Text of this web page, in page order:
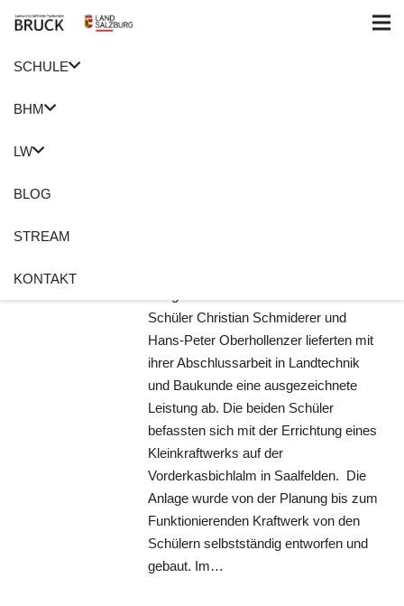
SCHULE
BHM
LW
BLOG
STREAM
KONTAKT
Schüler Christian Schmiderer und
Hans-Peter Oberhollenzer lieferten mit
ihrer Abschlussarbeit in Landtechnik
und Baukunde eine ausgezeichnete
Leistung ab. Die beiden Schüler
befassten sich mit der Errichtung eines
Kleinkraftwerks auf der
Vorderkasbichlalm in Saalfelden. Die
Anlage wurde von der Planung bis zum
Funktionierenden Kraftwerk von den
Schülern selbstständig entworfen und
gebaut. Im…